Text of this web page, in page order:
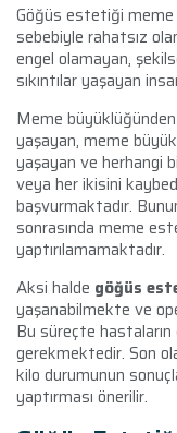
Göğüs estetiği meme
sebebiyle rahatsız
engel olamayan,
sıkıntılar yaşayan
Meme
yaşayan, meme
yaşayan ve herhangi
veya her ikisini
başvurmaktadır.
sonrasında meme
yaptırılamamaktadır.
Aksi halde göğüs
yaşanabilmekte ve
Bu süreçte
gerekmektedir. Son
kilo durumunun
yaptırması önerilir.